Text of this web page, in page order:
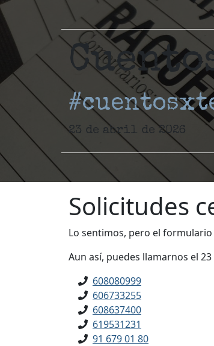
23 de abril de 2026
Solicitudes
Lo sentimos, pero el
Aun así, puedes llamarnos el
608080999
606733255
608637400
619531231
91 679 01 80